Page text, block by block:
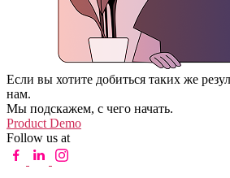
Если вы хотите добиться таких же
нам.
Мы подскажем, с чего начать.
Product Demo
Follow us at